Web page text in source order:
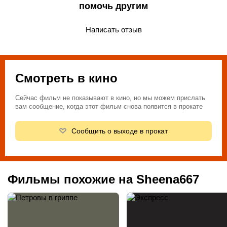
помочь другим
Написать отзыв
Смотреть в кино
Сейчас фильм не показывают в кино, но мы можем прислать
вам сообщение, когда этот фильм снова появится в прокате
Сообщить о выходе в прокат
Фильмы похожие на Sheena667